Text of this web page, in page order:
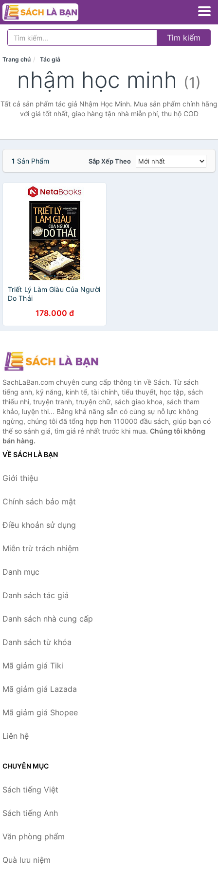
Tìm kiếm
Trang chủ Tác giả
nhậm học minh (1)
Tất cả sản phẩm tác giả Nhậm Học Minh. Mua sản phẩm chính hãng
với giá tốt nhất, giao hàng tận nhà miễn phí, thu hộ COD
1 Sản Phẩm Sắp Xếp Theo
Triết Lý Làm Giàu Của Người
Do Thái
178.000 đ
SachLaBan.com chuyên cung cấp thông tin về Sách. Từ sách
tiếng anh, kỹ năng, kinh tế, tài chính, tiểu thuyết, học tập, sách
thiếu nhi, truyện tranh, truyện chữ, sách giao khoa, sách tham
khảo, luyện thi... Bằng khả năng sẵn có cùng sự nỗ lực không
ngừng, chúng tôi đã tổng hợp hơn 110000 đầu sách, giúp bạn có
thể so sánh giá, tìm giá rẻ nhất trước khi mua. Chúng tôi không
bán hàng.
VỀ SÁCH LÀ BẠN
Giới thiệu
Chính sách bảo mật
Điều khoản sử dụng
Miễn trừ trách nhiệm
Danh mục
Danh sách tác giả
Danh sách nhà cung cấp
Danh sách từ khóa
Mã giảm giá Tiki
Mã giảm giá Lazada
Mã giảm giá Shopee
Liên hệ
CHUYÊN MỤC
Sách tiếng Việt
Sách tiếng Anh
Văn phòng phẩm
Quà lưu niệm